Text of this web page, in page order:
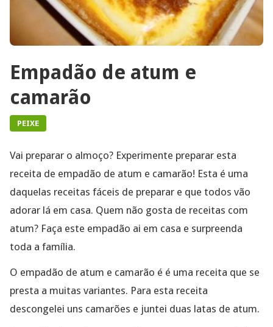
Empadão de atum e
camarão
PEIXE
Vai preparar o almoço? Experimente preparar esta
receita de empadão de atum e camarão! Esta é uma
daquelas receitas fáceis de preparar e que todos vão
adorar lá em casa. Quem não gosta de receitas com
atum? Faça este empadão ai em casa e surpreenda
toda a família.
O empadão de atum e camarão é é uma receita que se
presta a muitas variantes. Para esta receita
descongelei uns camarões e juntei duas latas de atum.